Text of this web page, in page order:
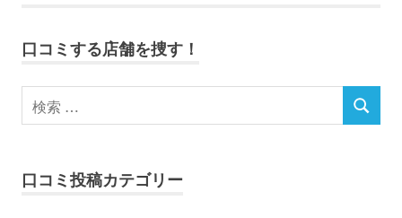
！
ビ
ゲ
シ
口コミする店舗を捜す！
口コミ投稿カテゴリー